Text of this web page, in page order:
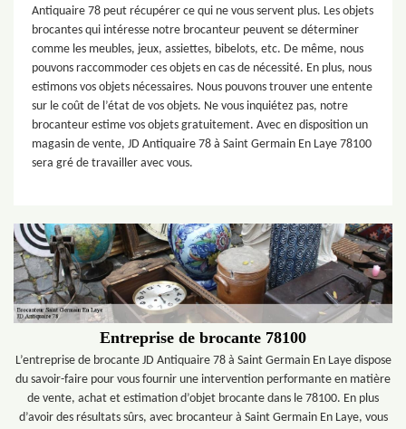
Antiquaire 78 peut récupérer ce qui ne vous servent plus. Les objets
brocantes qui intéresse notre brocanteur peuvent se déterminer
comme les meubles, jeux, assiettes, bibelots, etc. De même, nous
pouvons raccommoder ces objets en cas de nécessité. En plus, nous
estimons vos objets nécessaires. Nous pouvons trouver une entente
sur le coût de l’état de vos objets. Ne vous inquiétez pas, notre
brocanteur estime vos objets gratuitement. Avec en disposition un
magasin de vente, JD Antiquaire 78 à Saint Germain En Laye 78100
sera gré de travailler avec vous.
Entreprise de brocante 78100
L’entreprise de brocante JD Antiquaire 78 à Saint Germain En Laye dispose
du savoir-faire pour vous fournir une intervention performante en matière
de vente, achat et estimation d’objet brocante dans le 78100. En plus
d’avoir des résultats sûrs, avec brocanteur à Saint Germain En Laye, vous